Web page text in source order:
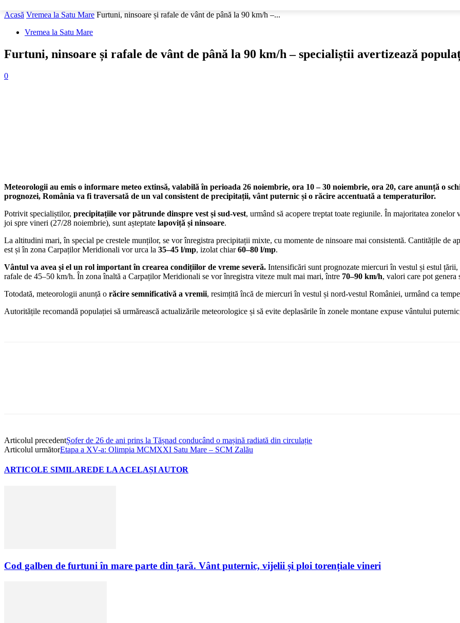
Acasă Vremea la Satu Mare Furtuni, ninsoare și rafale de vânt de până la 90 km/h –...
Vremea la Satu Mare
Furtuni, ninsoare și rafale de vânt de până la 90 km/h – specialiștii avertizează
0
Meteorologii au emis o informare meteo extinsă, valabilă în perioada 26 noiembrie, ora 10 – 30 noiembrie, ora 20, care anunță o
prognozei, România va fi traversată de un val consistent de precipitații, vânt puternic și o răcire accentuată a temperaturilor.
Potrivit specialiștilor, precipitațiile vor pătrunde dinspre vest și sud-vest, urmând să acopere treptat toate regiunile. În majoritatea
joi spre vineri (27/28 noiembrie), sunt așteptate lapoviță și ninsoare.
La altitudini mari, în special pe crestele munților, se vor înregistra precipitații mixte, cu momente de ninsoare mai consistentă. Cantitățile de
est și în zona Carpaților Meridionali vor urca la 35–45 l/mp, izolat chiar60–80 l/mp.
Vântul va avea și el un rol important în crearea condițiilor de vreme severă. Intensificări sunt prognozate miercuri în vestul și estul
rafale de 45–50 km/h. În zona înaltă a Carpaților Meridionali se vor înregistra viteze mult mai mari, între 70–90 km/h, valori care pot genera
Totodată, meteorologii anunță o răcire semnificativă a vremii, resimțită încă de miercuri în vestul și nord-vestul României, urmând ca
Autoritățile recomandă populației să urmărească actualizările meteorologice și să evite deplasările în zonele montane expuse vântului
Articolul precedentȘofer de 26 de ani prins la Tășnad conducând o mașină radiată din circulație
Articolul următorEtapa a XV-a: Olimpia MCMXXI Satu Mare – SCM Zalău
ARTICOLE SIMILAREDE LA ACELAȘI AUTOR
Cod galben de furtuni în mare parte din țară. Vânt puternic, vijelii și ploi torențiale vineri